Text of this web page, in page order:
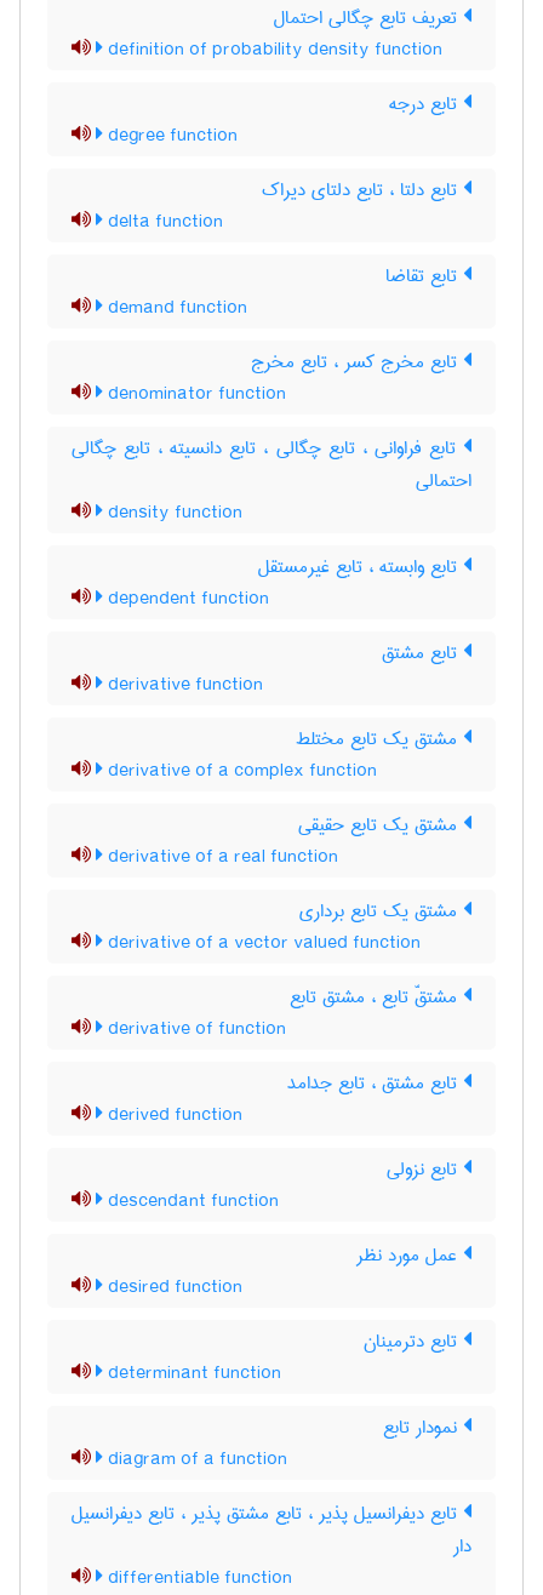
تعریف تابع چگالی احتمال
definition of probability density function
تابع درجه
degree function
تابع دلتا ، تابع دلتای دیراک
delta function
تابع تقاضا
demand function
تابع مخرج کسر ، تابع مخرج
denominator function
تابع فراوانی ، تابع چگالی ، تابع دانسیته ، تابع چگالی
احتمالی
density function
تابع وابسته ، تابع غیرمستقل
dependent function
تابع مشتق
derivative function
مشتق یک تابع مختلط
derivative of a complex function
مشتق یک تابع حقیقی
derivative of a real function
مشتق یک تابع برداری
derivative of a vector valued function
مشتقّ تابع ، مشتق تابع
derivative of function
تابع مشتق ، تابع جدامد
derived function
تابع نزولی
descendant function
عمل مورد نظر
desired function
تابع دترمینان
determinant function
نمودار تابع
diagram of a function
تابع دیفرانسیل پذیر ، تابع مشتق پذیر ، تابع دیفرانسیل
دار
differentiable function